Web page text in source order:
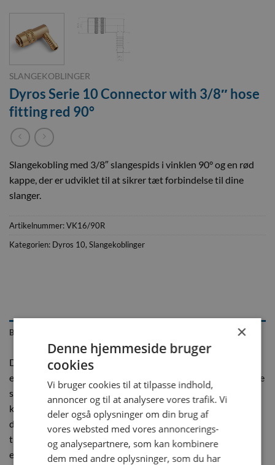
SLANGEKOBLINGER
Dyros Serie 10 Connector with 3/8″ hose
fitting red 90°
Slangekobling med 3/8″ slangespids i vinklen 90° og en rød
kappe, der er udviklet til at sikrer tæt forbindelse til dine
slanger.
Artikelnummer:VK16/90R
Kategorien: Dyros 10, Slangekoblinger
BESCHREIBUNG
Dyros Serie 10 Kobling med 3/8″ slangespids i rød 90° er en
essentiel komponent, der er designet til at imødekomme dine
specifikke krav i mange industrielle applikationer. Vores
koblinger er specielt udviklet til plaststøbeforme, men kan i
dag findes i mange forskellige applikationer, der involverer
trykluft, ilt- og gasflasker, hvor både kvalitet og pålidelighed
er altafgørende for dit arbejde.
×
Denne hjemmeside bruger
cookies
Vi bruger cookies til at tilpasse indhold,
annoncer og til at analysere vores trafik. Vi
deler også oplysninger om din brug af
vores websted med vores annoncerings-
og analysepartnere, som kan kombinere
dem med andre oplysninger, som du har